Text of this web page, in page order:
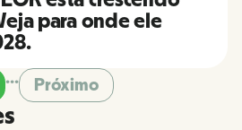
para onde ele
... Próximo